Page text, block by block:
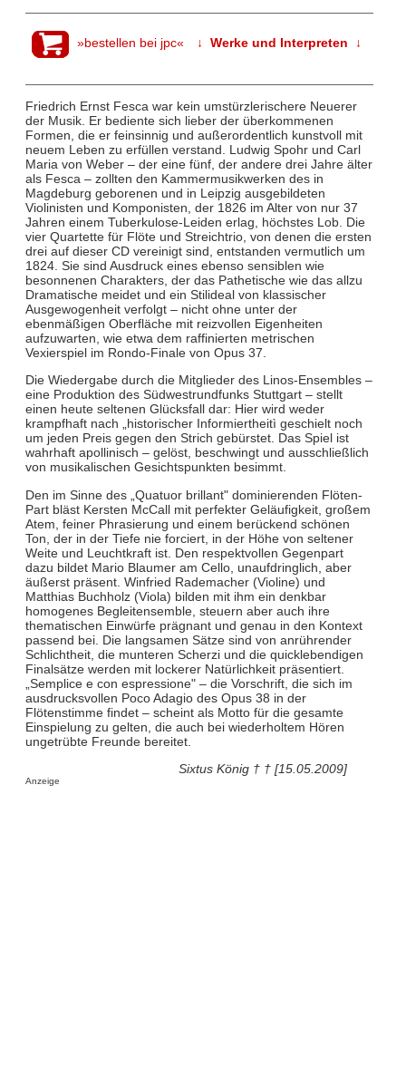
»bestellen bei jpc« ↓ Werke und Interpreten ↓
Friedrich Ernst Fesca war kein umstürzlerischere Neuerer
der Musik. Er bediente sich lieber der überkommenen
Formen, die er feinsinnig und außerordentlich kunstvoll mit
neuem Leben zu erfüllen verstand. Ludwig Spohr und Carl
Maria von Weber – der eine fünf, der andere drei Jahre älter
als Fesca – zollten den Kammermusikwerken des in
Magdeburg geborenen und in Leipzig ausgebildeten
Violinisten und Komponisten, der 1826 im Alter von nur 37
Jahren einem Tuberkulose-Leiden erlag, höchstes Lob. Die
vier Quartette für Flöte und Streichtrio, von denen die ersten
drei auf dieser CD vereinigt sind, entstanden vermutlich um
1824. Sie sind Ausdruck eines ebenso sensiblen wie
besonnenen Charakters, der das Pathetische wie das allzu
Dramatische meidet und ein Stilideal von klassischer
Ausgewogenheit verfolgt – nicht ohne unter der
ebenmäßigen Oberfläche mit reizvollen Eigenheiten
aufzuwarten, wie etwa dem raffinierten metrischen
Vexierspiel im Rondo-Finale von Opus 37.
Die Wiedergabe durch die Mitglieder des Linos-Ensembles –
eine Produktion des Südwestrundfunks Stuttgart – stellt
einen heute seltenen Glücksfall dar: Hier wird weder
krampfhaft nach „historischer Informiertheitì geschielt noch
um jeden Preis gegen den Strich gebürstet. Das Spiel ist
wahrhaft apollinisch – gelöst, beschwingt und ausschließlich
von musikalischen Gesichtspunkten besimmt.
Den im Sinne des „Quatuor brillant" dominierenden Flöten-
Part bläst Kersten McCall mit perfekter Geläufigkeit, großem
Atem, feiner Phrasierung und einem berückend schönen
Ton, der in der Tiefe nie forciert, in der Höhe von seltener
Weite und Leuchtkraft ist. Den respektvollen Gegenpart
dazu bildet Mario Blaumer am Cello, unaufdringlich, aber
äußerst präsent. Winfried Rademacher (Violine) und
Matthias Buchholz (Viola) bilden mit ihm ein denkbar
homogenes Begleitensemble, steuern aber auch ihre
thematischen Einwürfe prägnant und genau in den Kontext
passend bei. Die langsamen Sätze sind von anrührender
Schlichtheit, die munteren Scherzi und die quicklebendigen
Finalsätze werden mit lockerer Natürlichkeit präsentiert.
„Semplice e con espressione" – die Vorschrift, die sich im
ausdrucksvollen Poco Adagio des Opus 38 in der
Flötenstimme findet – scheint als Motto für die gesamte
Einspielung zu gelten, die auch bei wiederholtem Hören
ungetrübte Freunde bereitet.
Sixtus König † † [15.05.2009]
Anzeige